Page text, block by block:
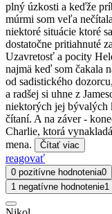
plný úzkosti a keďže
múrmi som veľa
niektoré situácie ktoré
dostatočne pritiahnuté
Uzavretosť a pocity
najmä keď som čakala
od sadistického
a radšej si uhne z
niektorých jej bývalých
čítaní. A na záver -
Charlie, ktorá
mena.
Čítať viac
reagovať
0 pozitívne hodnotenia0
1 negatívne hodnotenie1